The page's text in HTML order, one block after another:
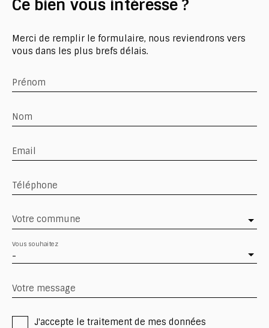
Ce bien vous intéresse ?
Merci de remplir le formulaire, nous reviendrons vers
vous dans les plus brefs délais.
Prénom
Nom
Email
Téléphone
Votre commune
-
Vous souhaitez
Votre message
J'accepte le traitement de mes données